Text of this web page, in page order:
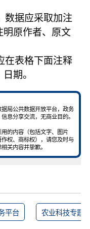
数据应采取加注
原作者、原文
在表格下面注释
期。
局公共数据开放平台，政务
息分享交流，无商业目的。
的内容（包括文字、图片
权、商标权），请您及时与
关内容并挚歉。
平台 农业科技专题